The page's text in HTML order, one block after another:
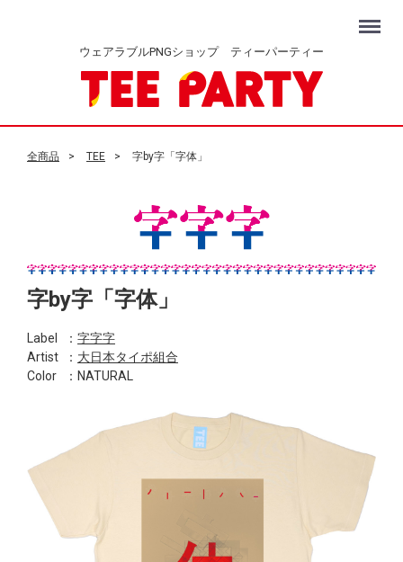
ウェアラブルPNGショップ ティーパーティー
Menu
全商品 TEE 字by字「字体」
字by字「字体」
Label ： 字字字
Artist
： 大日本タイポ組合
Color
：NATURAL